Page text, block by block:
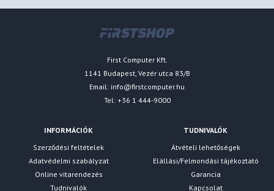
First Computer Kft.
1141 Budapest, Vezér utca 83/B
Email: info@firstcomputer.hu
Tel: +36 1 444-9000
INFORMÁCIÓK
Szerződési feltételek
Adatvédelmi szabályzat
Online vitarendezés
Tudnivalók
TUDNIVALÓK
Átvételi lehetőségek
Elállási/Felmondási tájékoztató
Garancia
Kapcsolat